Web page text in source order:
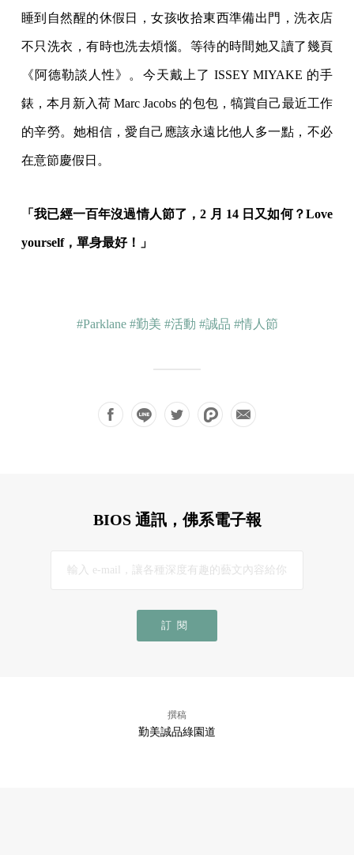
睡到自然醒的休假日，女孩收拾東西準備出門，洗衣店
不只洗衣，有時也洗去煩惱。等待的時間她又讀了幾頁
《阿德勒談人性》。今天戴上了 ISSEY MIYAKE 的手
錶，本月新入荷 Marc Jacobs 的包包，犒賞自己最近工作
的辛勞。她相信，愛自己應該永遠比他人多一點，不必
在意節慶假日。
「我已經一百年沒過情人節了，2 月 14 日又如何？Love
yourself，單身最好！」
#Parklane #勤美 #活動 #誠品 #情人節
BIOS 通訊，佛系電子報
訂閱
撰稿
勤美誠品綠園道